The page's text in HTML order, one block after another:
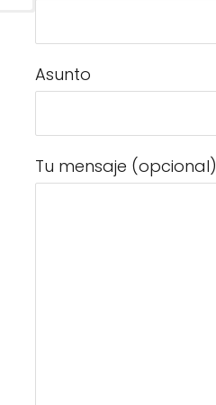
Asunto
Tu mensaje (opcional)